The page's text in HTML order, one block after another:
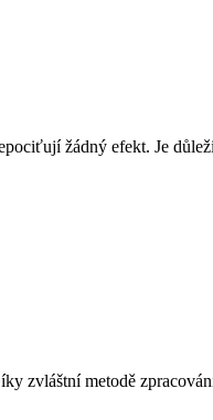
žádný efekt. Je
zvláštní metodě